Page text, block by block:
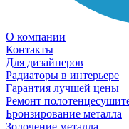
О компании
Контакты
Для дизайнеров
Радиаторы в интерьере
Гарантия лучшей цены
Ремонт
Бронзирование металла